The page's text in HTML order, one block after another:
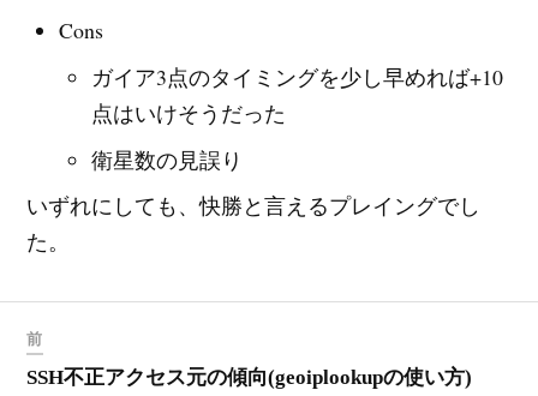
Cons
ガイア3点のタイミングを少し早めれば+10
点はいけそうだった
衛星数の見誤り
いずれにしても、快勝と言えるプレイングでし
た。
前
SSH不正アクセス元の傾向(geoiplookupの使い方)